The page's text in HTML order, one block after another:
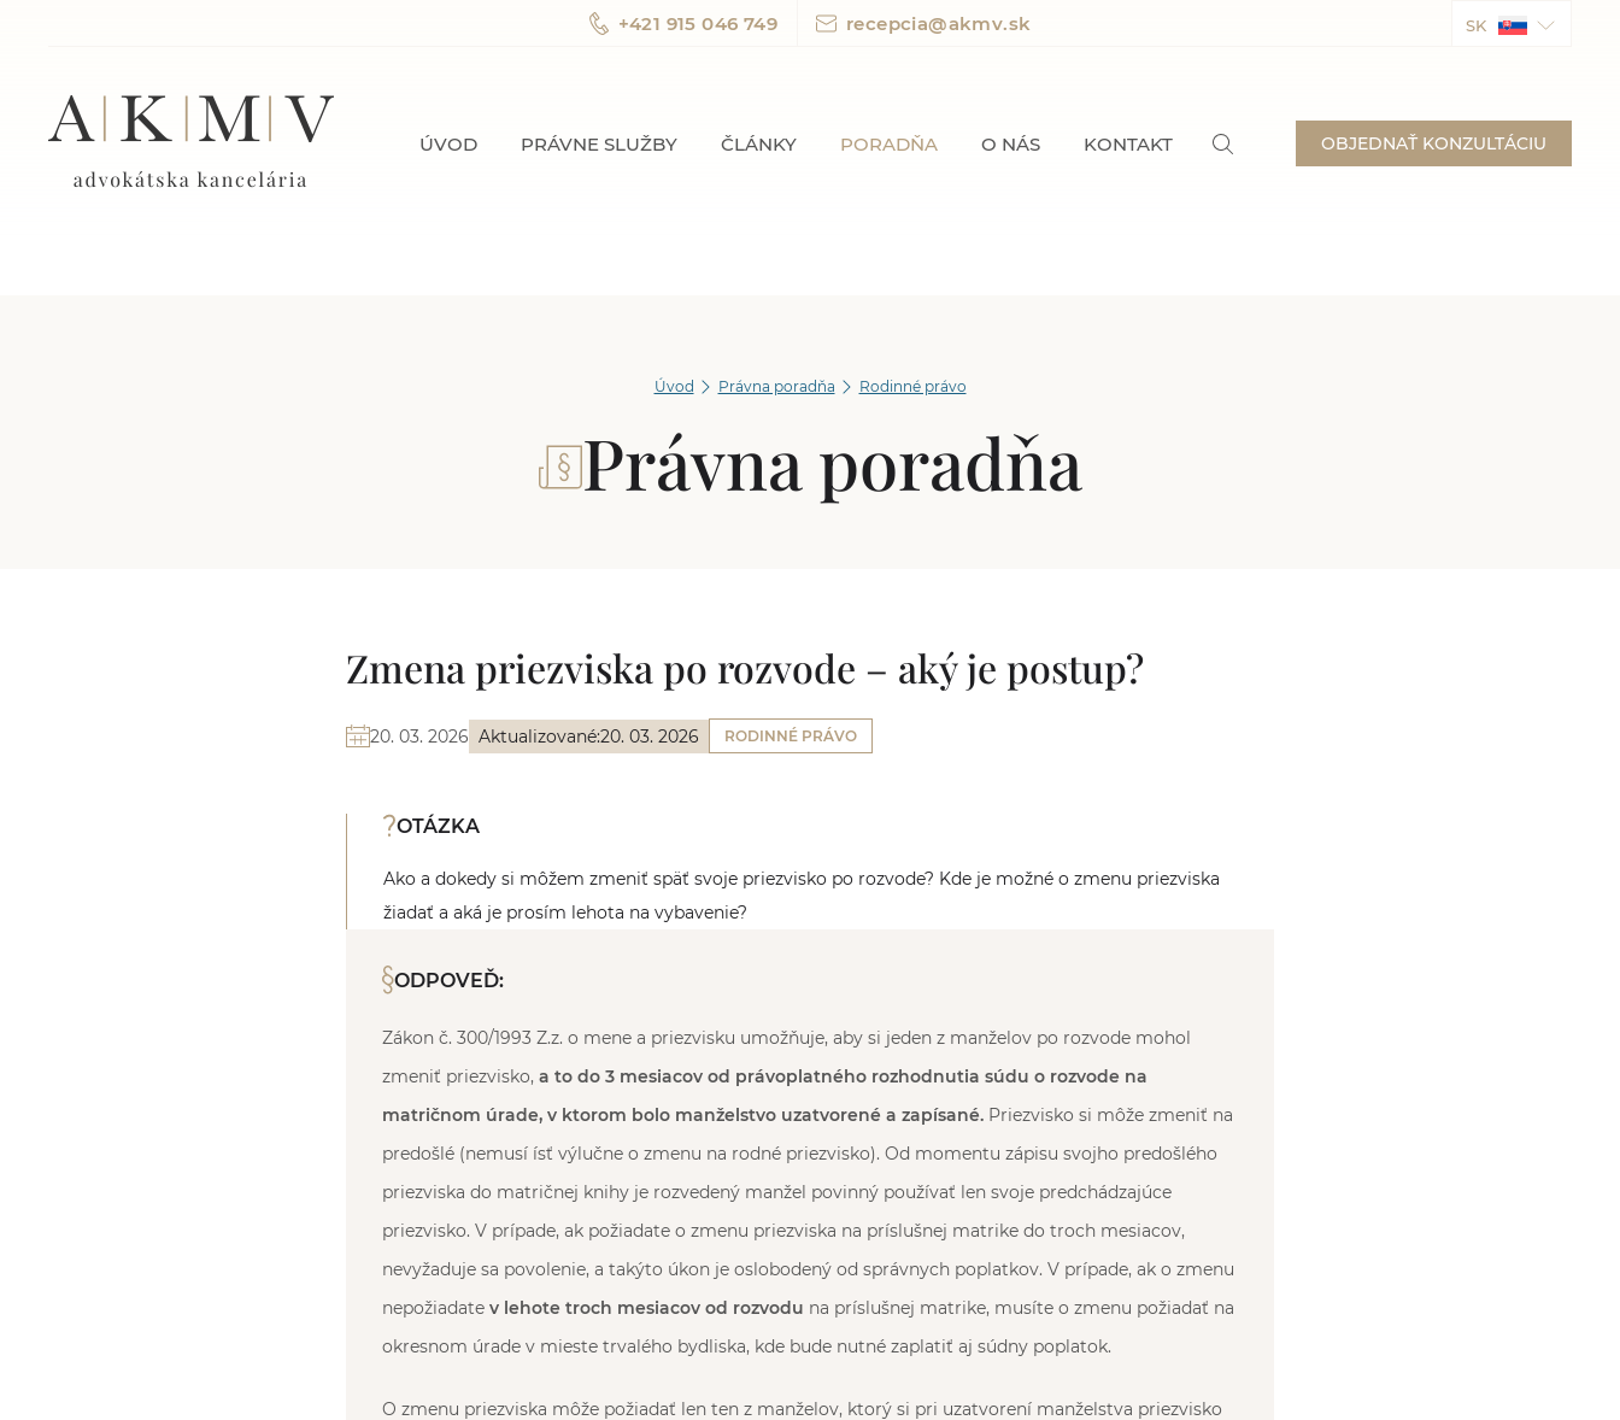
+421 915 046 749 recepcia@akmv.sk SK
ÚVOD PRÁVNE SLUŽBY ČLÁNKY PORADŇA O NÁS KONTAKT OBJEDNAŤ KONZULTÁCIU
Úvod Právna poradňa Rodinné právo
Právna poradňa
Zmena priezviska po rozvode – aký je postup?
20. 03. 2026 Aktualizované:20. 03. 2026 RODINNÉ PRÁVO
OTÁZKA
Ako a dokedy si môžem zmeniť späť svoje priezvisko po rozvode? Kde je možné o zmenu priezviska
žiadať a aká je prosím lehota na vybavenie?
ODPOVEĎ:
Zákon č. 300/1993 Z.z. o mene a priezvisku umožňuje, aby si jeden z manželov po rozvode mohol
zmeniť priezvisko, a to do 3 mesiacov od právoplatného rozhodnutia súdu o rozvode na
matričnom úrade, v ktorom bolo manželstvo uzatvorené a zapísané. Priezvisko si môže zmeniť na
predošlé (nemusí ísť výlučne o zmenu na rodné priezvisko). Od momentu zápisu svojho predošlého
priezviska do matričnej knihy je rozvedený manžel povinný používať len svoje predchádzajúce
priezvisko. V prípade, ak požiadate o zmenu priezviska na príslušnej matrike do troch mesiacov,
nevyžaduje sa povolenie, a takýto úkon je oslobodený od správnych poplatkov. V prípade, ak o zmenu
nepožiadate v lehote troch mesiacov od rozvodu na príslušnej matrike, musíte o zmenu požiadať na
okresnom úrade v mieste trvalého bydliska, kde bude nutné zaplatiť aj súdny poplatok.
O zmenu priezviska môže požiadať len ten z manželov, ktorý si pri uzatvorení manželstva priezvisko